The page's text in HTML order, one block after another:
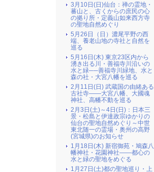
3月10日(日)仙台：禅の霊地・
蕃山と、古くからの庶民の心
の拠り所・定義山如来西方寺
の聖地自然めぐり
5月26日（日）濃尾平野の西
端、養老山地の寺社と自然を
巡る
5月16日(木) 東京23区内から
湧き出る川・善福寺川沿いの
水と緑──善福寺川緑地、水と
森の社・大宮八幡を巡る
2月11日(日) 武蔵国の由緒ある
古社寺――大宮八幡、大國魂
神社、高幡不動を巡る
2月3日(土)～4日(日)：日本三
景・松島と伊達政宗ゆかりの
仙台の聖地自然めぐり～中世
東北随一の霊場・奥州の高野
(宮城県)のお知らせ
1月18日(木) 新宿御苑・鳩森八
幡神社・花園神社――都心の
水と緑の聖地をめぐる
1月27日(土)都の聖地巡り・上